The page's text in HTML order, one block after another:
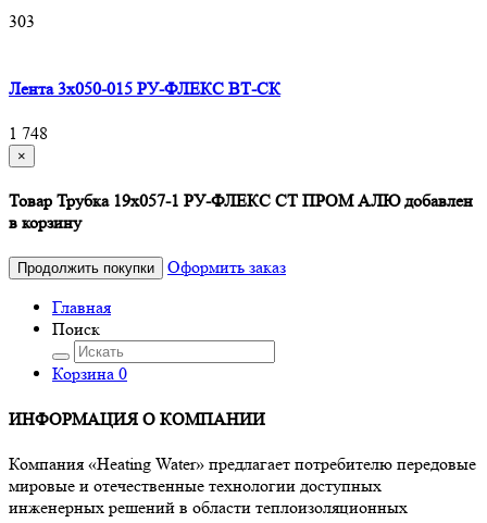
303
Лента 3х050-015 РУ-ФЛЕКС ВТ-СК
1 748
×
Товар Трубка 19х057-1 РУ-ФЛЕКС СТ ПРОМ АЛЮ добавлен
в корзину
Продолжить покупки
Оформить заказ
Главная
Поиск
Корзина 0
ИНФОРМАЦИЯ О КОМПАНИИ
Компания «Heating Water» предлагает потребителю передовые
мировые и отечественные технологии доступных
инженерных решений в области теплоизоляционных